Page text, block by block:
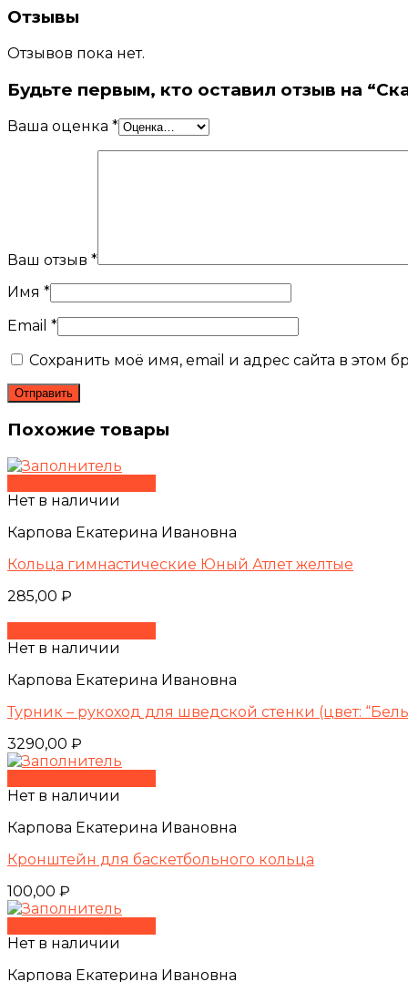
Отзывы
Отзывов пока нет.
Будьте первым, кто оставил отзыв на
Ваша оценка *
Ваш отзыв *
Имя *
Email *
Сохранить моё имя, email и адрес сайта в этом
Похожие товары
Нет в наличии
Карпова Екатерина Ивановна
Кольца гимнастические Юный Атлет желтые
285,00 ₽
Нет в наличии
Карпова Екатерина Ивановна
Турник – рукоход для шведской стенки (цвет:
3290,00 ₽
Нет в наличии
Карпова Екатерина Ивановна
Кронштейн для баскетбольного кольца
100,00 ₽
Нет в наличии
Карпова Екатерина Ивановна